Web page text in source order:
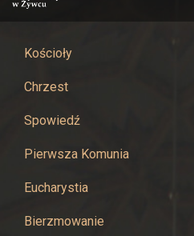
Parafia
Narodzenia
Najświętszej
Maryi
Panny
w
Kościoły
Chrzest
Spowiedź
Pierwsza Komunia
Eucharystia
Bierzmowanie